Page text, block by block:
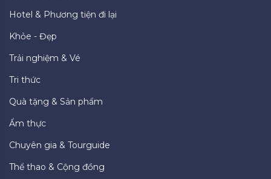
Hotel & Phương tiện đi lại
Khỏe - Đẹp
Trải nghiệm & Vé
Tri thức
Quà tặng & Sản phẩm
Ẩm thực
Chuyên gia & Tourguide
Thể thao & Cộng đồng